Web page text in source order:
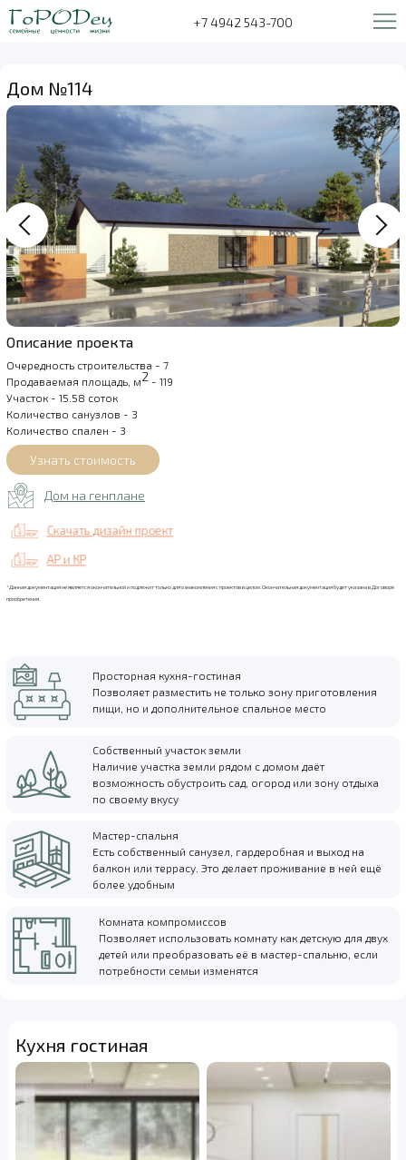
+7 4942 543-700
Дом №114
Описание проекта
Очередность строительства - 7
Продаваемая площадь, м2 - 119
Участок - 15.58 соток
Количество санузлов - 3
Количество спален - 3
Дом на генплане
Скачать дизайн проект
АР и КР
*Данная документация не является окончательной и подлежит только для ознакомления с проектов в целом. Окончательная документация будет указана в Договоре
приобретения.
Просторная кухня-гостиная
Позволяет разместить не только зону приготовления
пищи, но и дополнительное спальное место
Собственный участок земли
Наличие участка земли рядом с домом даёт
возможность обустроить сад, огород или зону отдыха
по своему вкусу
Мастер-спальня
Есть собственный санузел, гардеробная и выход на
балкон или террасу. Это делает проживание в ней ещё
более удобным
Комната компромиссов
Позволяет использовать комнату как детскую для двух
детей или преобразовать её в мастер-спальню, если
потребности семьи изменятся
Кухня гостиная